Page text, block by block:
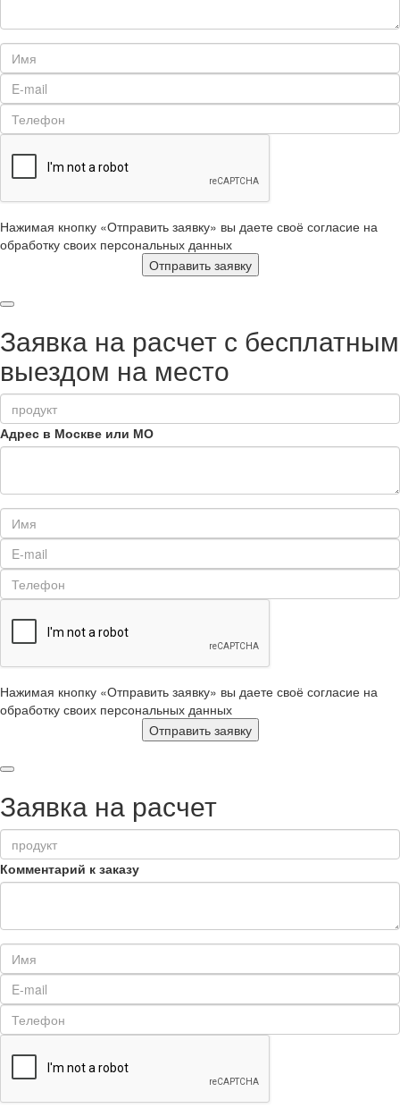
Нажимая кнопку «Отправить заявку» вы даете своё согласие на
обработку своих персональных данных
Отправить заявку
Заявка на расчет с бесплатным
выездом на место
Адрес в Москве или МО
Нажимая кнопку «Отправить заявку» вы даете своё согласие на
обработку своих персональных данных
Отправить заявку
Заявка на расчет
Комментарий к заказу